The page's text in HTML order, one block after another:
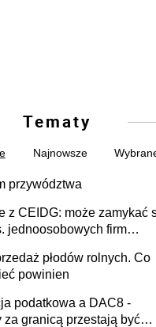
Tematy
Najnowsze
przywództwa
z CEIDG: może zamykać
jednoosobowych firm
płodów rolnych. Co
powinien
podatkowa a DAC8 -
za granicą przestają być